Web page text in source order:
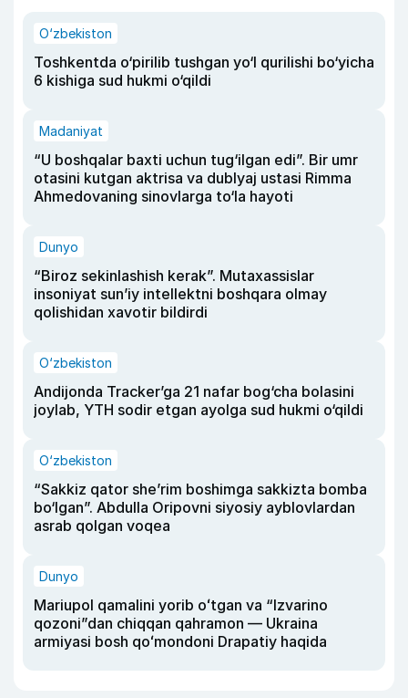
O‘zbekiston
Toshkentda o‘pirilib tushgan yo‘l qurilishi bo‘yicha
6 kishiga sud hukmi o‘qildi
Madaniyat
“U boshqalar baxti uchun tug‘ilgan edi”. Bir umr
otasini kutgan aktrisa va dublyaj ustasi Rimma
Ahmedovaning sinovlarga to‘la hayoti
Dunyo
“Biroz sekinlashish kerak”. Mutaxassislar
insoniyat sun’iy intellektni boshqara olmay
qolishidan xavotir bildirdi
O‘zbekiston
Andijonda Tracker’ga 21 nafar bog‘cha bolasini
joylab, YTH sodir etgan ayolga sud hukmi o‘qildi
O‘zbekiston
“Sakkiz qator she’rim boshimga sakkizta bomba
bo‘lgan”. Abdulla Oripovni siyosiy ayblovlardan
asrab qolgan voqea
Dunyo
Mariupol qamalini yorib oʻtgan va “Izvarino
qozoni”dan chiqqan qahramon — Ukraina
armiyasi bosh qoʻmondoni Drapatiy haqida